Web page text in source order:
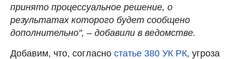
принято процессуальное решение, о
результатах которого будет сообщено
дополнительно", – добавили в ведомстве.
Добавим, что, согласно статье 380 УК РК, угроза